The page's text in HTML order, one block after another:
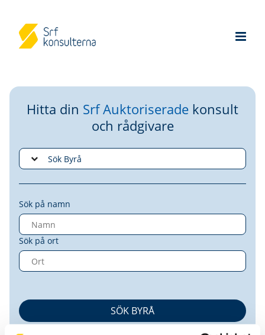
Hitta din Srf Auktoriserade konsult
och rådgivare
Sök på namn
Sök på ort